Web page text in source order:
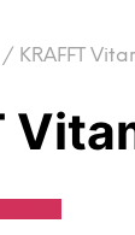
/ KRAFFT